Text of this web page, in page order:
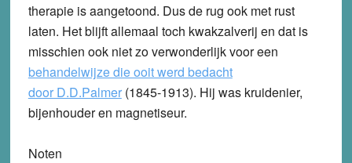
therapie is aangetoond. Dus de rug ook met rust
laten. Het blijft allemaal toch kwakzalverij en dat is
misschien ook niet zo verwonderlijk voor een
behandelwijze die ooit werd bedacht
door D.D.Palmer(1845-1913). Hij was kruidenier,
bijenhouder en magnetiseur.
Noten